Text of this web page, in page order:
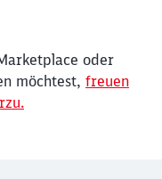
oder
möchtest, freuen